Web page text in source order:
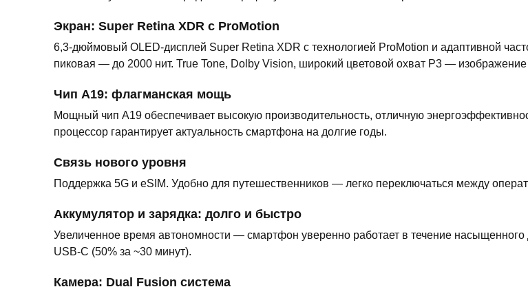
Экран: Super Retina XDR с ProMotion
6,3-дюймовый OLED-дисплей Super Retina XDR с технологией ProMotion и адаптивной
пиковая — до 2000 нит. True Tone, Dolby Vision, широкий цветовой охват P3 — изображение
Чип A19: флагманская мощь
Мощный чип A19 обеспечивает высокую производительность, отличную
процессор гарантирует актуальность смартфона на долгие годы.
Связь нового уровня
Поддержка 5G и eSIM. Удобно для путешественников — легко переключаться между
Аккумулятор и зарядка: долго и быстро
Увеличенное время автономности — смартфон уверенно работает в течение
USB-C (50% за ~30 минут).
Камера: Dual Fusion система